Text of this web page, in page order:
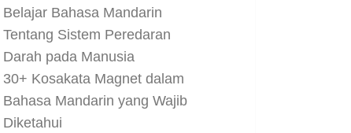
Belajar Bahasa Mandarin
Tentang Sistem Peredaran
Darah pada Manusia
30+ Kosakata Magnet dalam
Bahasa Mandarin yang Wajib
Diketahui